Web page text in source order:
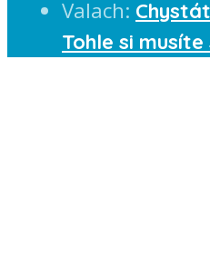
Valach:
Tohle si